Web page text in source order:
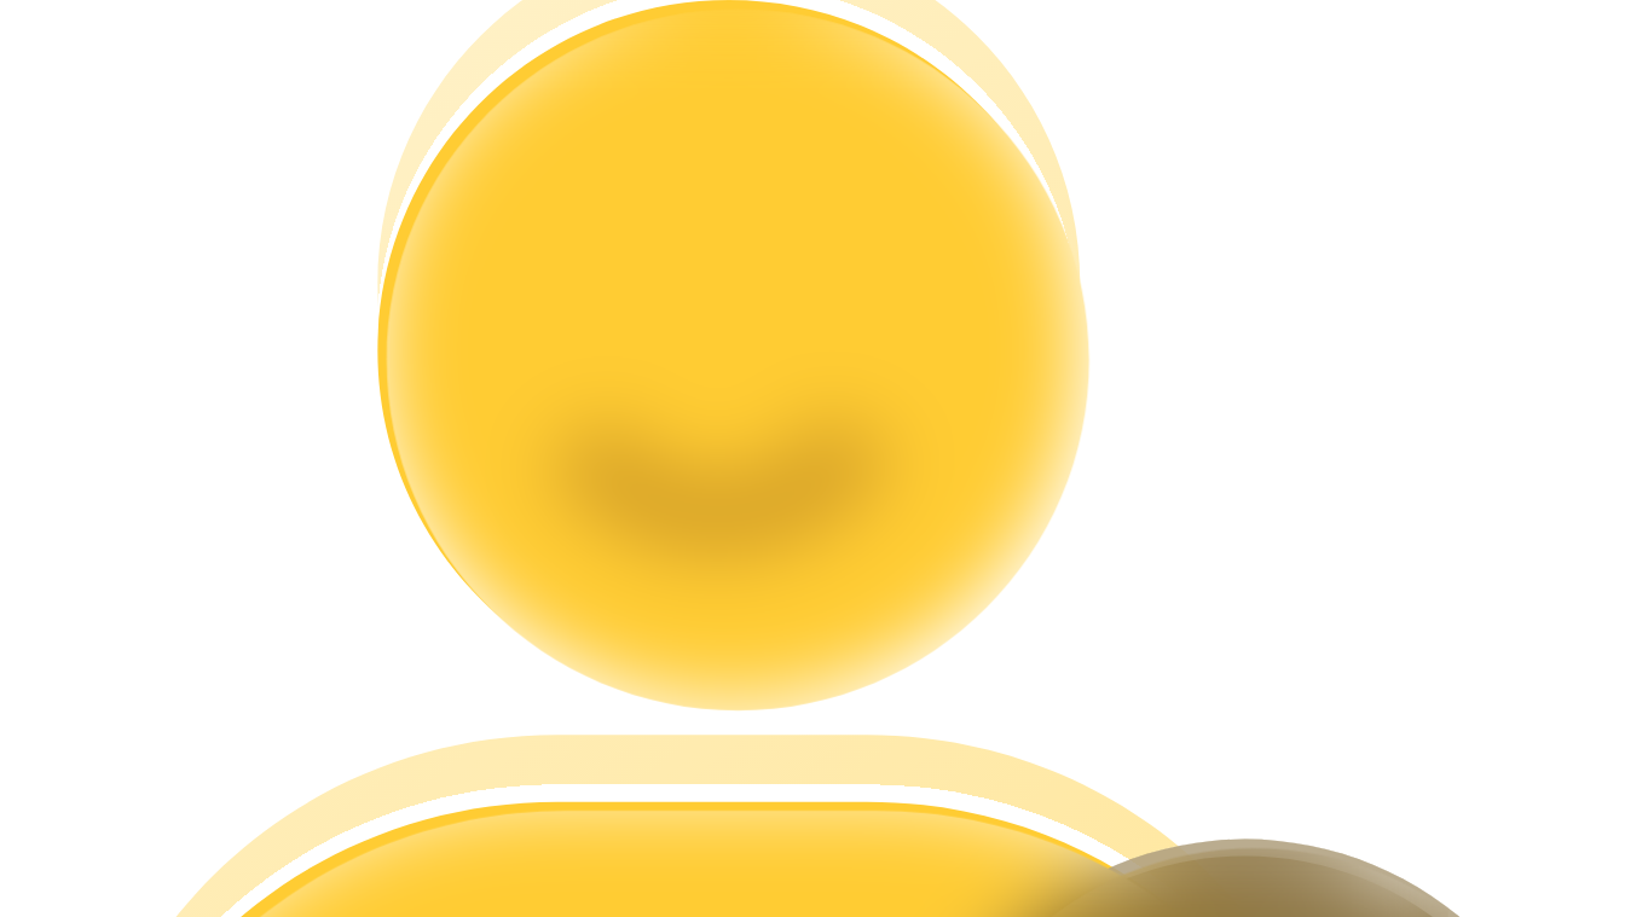
Kâr paylaşımı ve kopya ticaret komisyonlarının tadını çıkarın
Ticaret bilgileri vb. dahil olmak üzere büyük veri analizi.